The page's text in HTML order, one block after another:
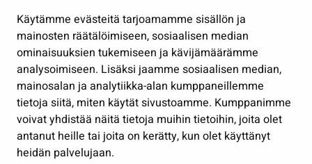
Käytämme evästeitä tarjoamamme sisällön ja
mainosten räätälöimiseen, sosiaalisen median
ominaisuuksien tukemiseen ja kävijämäärämme
analysoimiseen. Lisäksi jaamme sosiaalisen median,
mainosalan ja analytiikka-alan kumppaneillemme
tietoja siitä, miten käytät sivustoamme. Kumppanimme
voivat yhdistää näitä tietoja muihin tietoihin, joita olet
antanut heille tai joita on kerätty, kun olet käyttänyt
heidän palvelujaan.
Työ ja yrittäminen
Osallistu ja asioi
Näytä omat evästeasetukseni
Seuraa meitä